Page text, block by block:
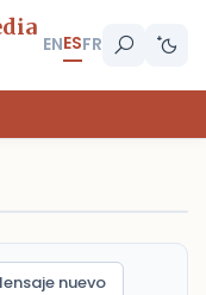
ENESFR
nuevo